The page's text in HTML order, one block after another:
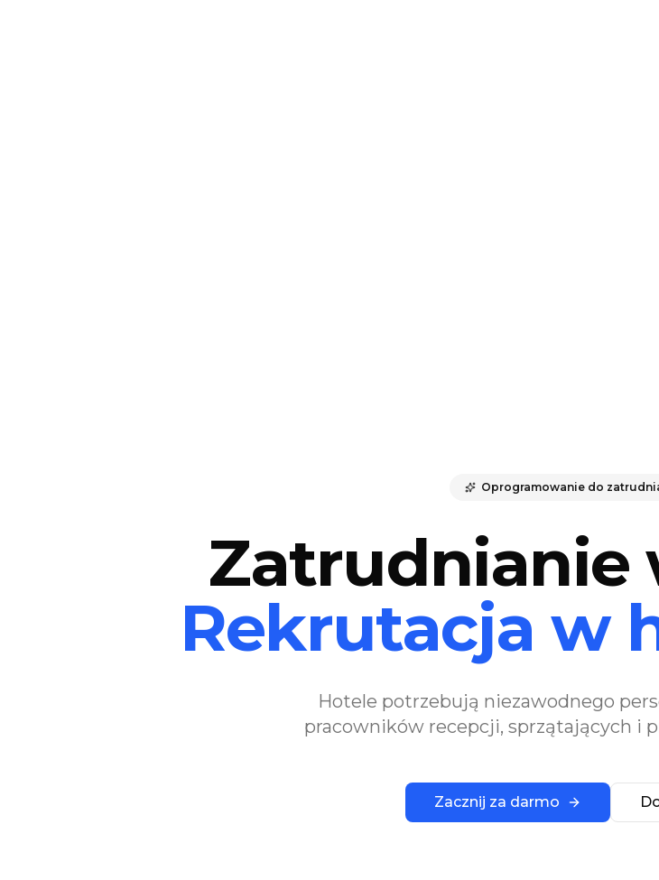
Oprogramowanie do
Zatrudnianie
Rekrutacja w
Hotele potrzebują niezawodnego
pracowników recepcji, sprzątających i
Zacznij za darmo